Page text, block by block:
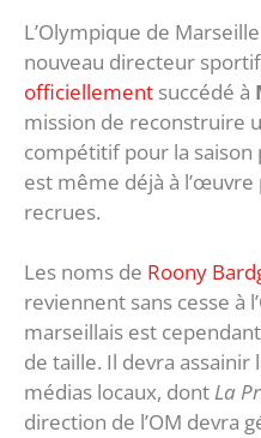
L’Olympique de
nouveau directeur
officiellement succédé à
mission de reconstruire
compétitif pour la saison
est même déjà à
recrues.
Les noms de Roony
reviennent sans cesse à
marseillais est
de taille. Il devra assainir
médias locaux, dont La
direction de l’OM devra